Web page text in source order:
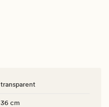
transparent
36 cm